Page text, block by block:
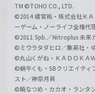
TM ©TOHO CO., LTD.
©2014 榎宮祐・株式会社Ｋ
ーゲーム・ノーライフ全権代
©2011 5pb.／Nitroplus 未来
©ミウラタダヒロ／集英社・
©丸山くがね・ＫＡＤＯＫＡ
©蝸牛くも・SBクリエイテ
スト／神奈月昇
©暁なつめ・カカオ・ランタ